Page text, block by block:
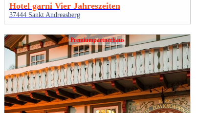
Hotel garni Vier Jahreszeiten
37444 Sankt Andreasberg
Premiumpartnerhaus